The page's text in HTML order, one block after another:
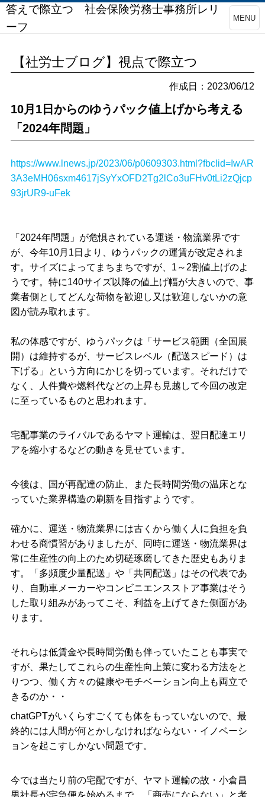
答えで際立つ 社会保険労務士事務所レリ
ーフ
MENU
【社労士ブログ】視点で際立つ
作成日：2023/06/12
10月1日からのゆうパック値上げから考える
「2024年問題」
https://www.lnews.jp/2023/06/p0609303.html?fbclid=IwAR
3A3eMH06sxm4617jSyYxOFD2Tg2lCo3uFHv0tLi2zQjcp
93jrUR9-uFek
「2024年問題」が危惧されている運送・物流業界です
が、今年10月1日より、ゆうパックの運賃が改定されま
す。 サイズによってまちまちですが、1～2割値上げのよ
うです。 特に140サイズ以降の値上げ幅が大きいので、事
業者側としてどんな荷物を歓迎し又は歓迎しないかの意
図が読み取れます。
私の体感ですが、ゆうパックは「サービス範囲（全国展
開）は維持するが、サービスレベル（配送スピード）は
下げる」という方向にかじを切っています。 それだけで
なく、人件費や燃料代などの上昇も見越して今回の改定
に至っているものと思われます。
宅配事業のライバルであるヤマト運輸は、翌日配達エリ
アを縮小するなどの動きを見せています。
今後は、国が再配達の防止、また長時間労働の温床とな
っていた業界構造の刷新を目指すようです。
確かに、運送・物流業界には古くから働く人に負担を負
わせる商慣習がありましたが、同時に運送・物流業界は
常に生産性の向上のため切磋琢磨してきた歴史もありま
す。
「多頻度少量配送」や「共同配送」はその代表であ
り、自動車メーカーやコンビニエンスストア事業はそう
した取り組みがあってこそ、利益を上げてきた側面があ
ります。
それらは低賃金や長時間労働も伴っていたことも事実で
すが、果たしてこれらの生産性向上策に変わる方法をと
りつつ、働く方々の健康やモチベーション向上も両立で
きるのか・・
chatGPTがいくらすごくても体をもっていないので、最
終的には人間が何とかしなければならない・イノベーシ
ョンを起こすしかない問題です。
今では当たり前の宅配ですが、ヤマト運輸の故・小倉昌
男社長が宅急便を始めるまで、「商売にならない」と考